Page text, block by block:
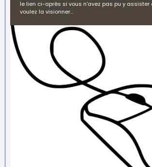
le lien ci-après si vous n'avez pas pu y assister
voulez la visionner…